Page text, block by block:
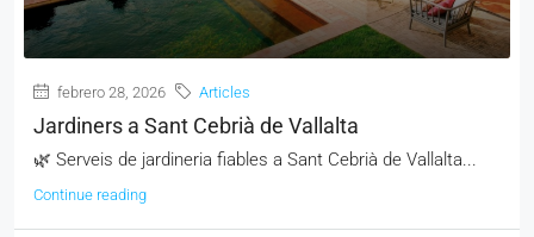
febrero 28, 2026 Articles
Jardiners a Sant Cebrià de Vallalta
🌿 Serveis de jardineria fiables a Sant Cebrià de Vallalta...
Continue reading